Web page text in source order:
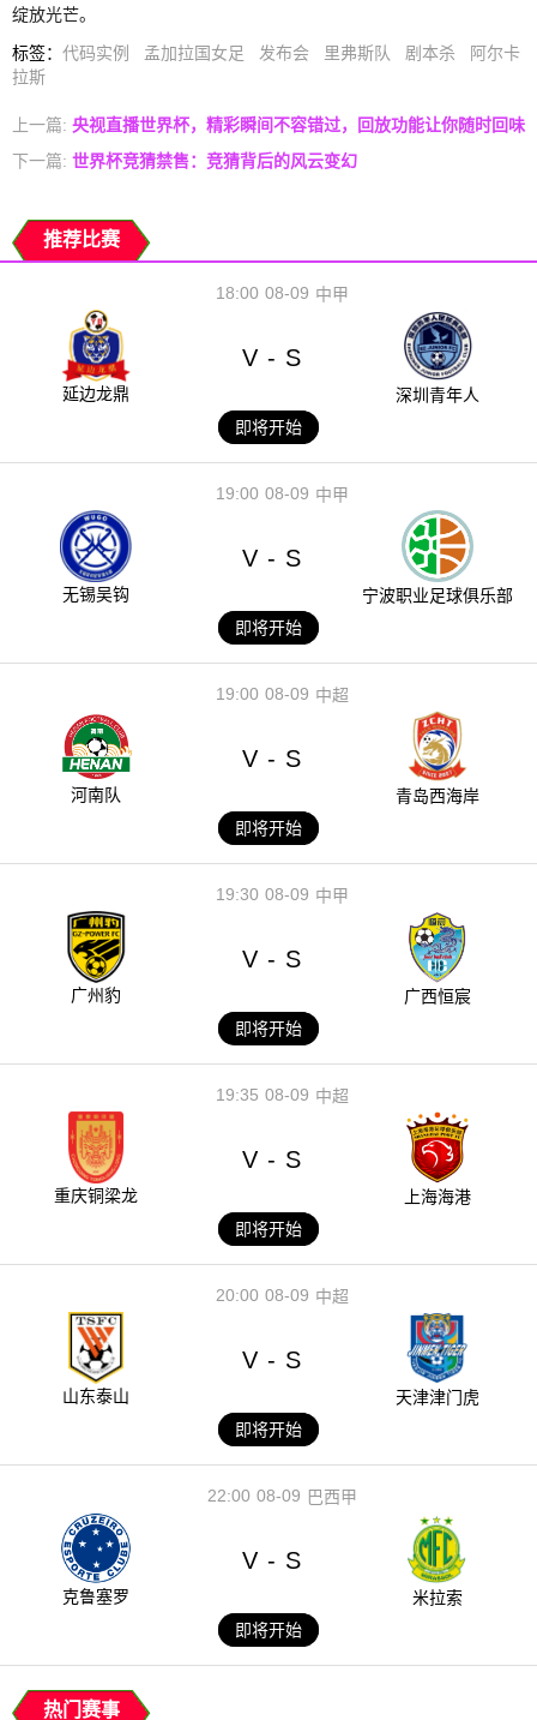
绽放光芒。
标签： 代码实例 孟加拉国女足 发布会 里弗斯队 剧本杀
阿尔卡
拉斯
上一篇: 央视直播世界杯，精彩瞬间不容错过，回放功能让你随时回味
下一篇: 世界杯竞猜禁售：竞猜背后的风云变幻
推荐比赛
08-09
18:00 中甲
延边龙鼎
V - S
深圳青年人
即将开始
08-09
19:00 中甲
无锡吴钩
V - S
宁波职业足球俱乐部
即将开始
08-09
19:00 中超
河南队
V - S
青岛西海岸
即将开始
08-09
19:30 中甲
广州豹
V - S
广西恒宸
即将开始
08-09
19:35 中超
重庆铜梁龙
V - S
上海海港
即将开始
08-09
20:00 中超
山东泰山
V - S
天津津门虎
即将开始
08-09
22:00 巴西甲
克鲁塞罗
V - S
米拉索
即将开始
热门赛事